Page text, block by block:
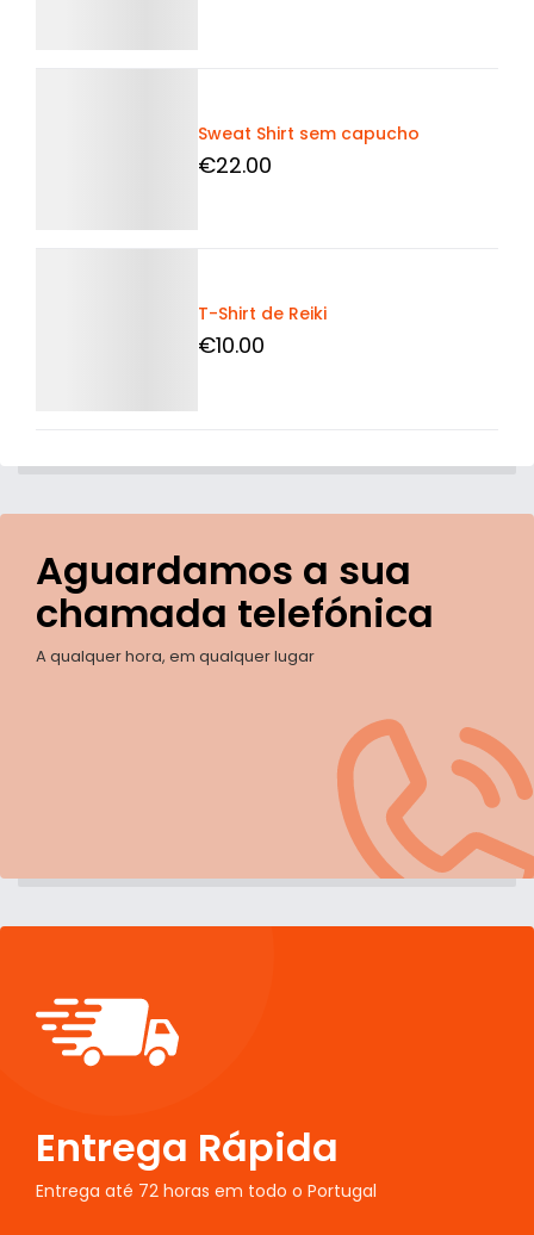
Sweat Shirt sem capucho
€22.00
T-Shirt de Reiki
€10.00
Aguardamos a sua
chamada telefónica
A qualquer hora, em qualquer lugar
Entrega Rápida
Entrega até 72 horas em todo o Portugal